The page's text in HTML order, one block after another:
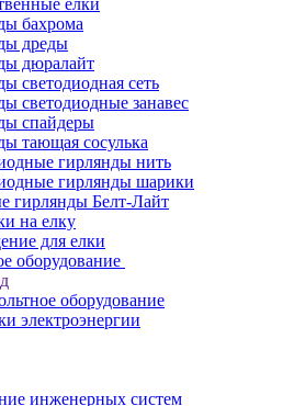
ёлки
бахрома
дреды
дюралайт
светодиодная сеть
светодиодные занавес
спайдеры
тающая сосулька
гирлянды нить
гирлянды шарики
гирлянды Белт-Лайт
на елку
для елки
оборудование
оборудование
электроэнергии
инженерных систем